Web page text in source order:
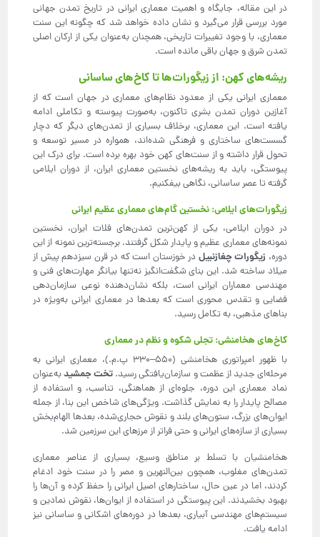
در این مقاله، جایگاه و اهمیت معماری ایرانی در تاریخ تمدن جهانی
مورد بررسی قرار می‌گیرد و نشان داده خواهد شد که چگونه این سنت
معماری، با وجود تغییرات تاریخی، همچنان به‌عنوان یکی از ارکان اصلی
تمدن شرق و جهان باقی مانده است.
ریشه‌های کهن: از زیگورات‌ها تا کاخ‌های ساسانی
معماری ایرانی یکی از معدود نظام‌های معماری در جهان است که از
آغازین دوران تمدن بشری تاکنون، به‌صورت پیوسته و تکاملی ادامه
یافته است. این معماری، برخلاف بسیاری از تمدن‌های دیگر که دچار
گسست‌های ساختاری و فرهنگی شده‌اند، همواره در مسیر توسعه و
تحول قرار داشته و از سنت‌های کهن خود بهره برده است. برای درک این
پیوستگی، باید به ریشه‌های نخستین معماری ایران، از دوران ایلامی
گرفته تا عصر ساسانی، نگاهی بیفکنیم.
زیگورات‌های ایلامی: نخستین گام‌های معماری عظیم ایرانی
در دوران ایلامی، یکی از کهن‌ترین تمدن‌های فلات ایران، نخستین
نمونه‌های معماری عظیم و پایدار شکل گرفتند. برجسته‌ترین نمونه از این
دوره، زیگورات چغازنبیل در خوزستان است که در قرن سیزدهم پیش از
میلاد ساخته شد. این بنای شگفت‌انگیز نه‌تنها بیانگر مهارت‌های فنی و
مهندسی معماران ایرانی است، بلکه نشان‌دهنده نوعی سازمان‌دهی
فضایی و تقدس محوری است که بعدها در معماری ایرانی به‌ویژه در
بناهای مذهبی، به تکامل رسید.
کاخ‌های هخامنشی: تجلی شکوه و نظم در معماری
با ظهور امپراتوری هخامنشی (۵۵۰–۳۳۰ پ.م.)، معماری ایرانی به
مرحله‌ای جدید از عظمت و سازمان‌یافتگی رسید. تخت جمشیدبه‌عنوان
نماد معماری این دوره، جلوه‌ای از هماهنگی، تناسب، و استفاده از
مصالح پایدار را به نمایش گذاشت. ویژگی‌های شاخص این بنا، از جمله
ایوان‌های بزرگ، ستون‌های بلند و نقوش حجاری‌شده، بعدها الهام‌بخش
بسیاری از سازه‌های ایرانی و حتی فراتر از مرزهای این سرزمین شد.
هخامنشیان با تسلط بر مناطق وسیع، بسیاری از عناصر معماری
تمدن‌های مغلوب، همچون بین‌النهرین و مصر را در سنت خود ادغام
کردند، اما در عین حال، ساختارهای اصیل ایرانی را حفظ کرده و آن‌ها را
بهبود بخشیدند. این پیوستگی در استفاده از ایوان‌ها، نقوش نمادین و
سیستم‌های مهندسی آبیاری، بعدها در دوره‌های اشکانی و ساسانی نیز
ادامه یافت.